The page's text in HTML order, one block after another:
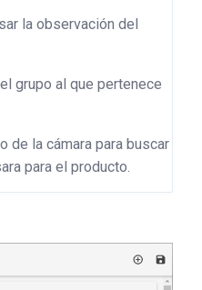
la observación del
grupo al que pertenece
de la cámara para buscar
para el producto.